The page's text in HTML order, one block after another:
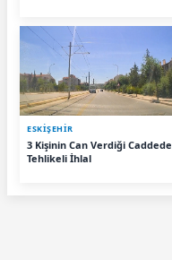
ESKIŞEHIR
3 Kişinin Can Verdiği Caddede
Tehlikeli İhlal